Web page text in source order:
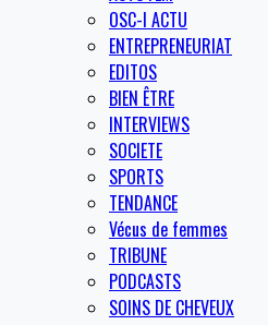
OSC-I ACTU
ENTREPRENEURIAT
EDITOS
BIEN ÊTRE
INTERVIEWS
SOCIETE
SPORTS
TENDANCE
Vécus de femmes
TRIBUNE
PODCASTS
SOINS DE CHEVEUX